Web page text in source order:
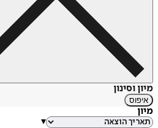
מיון וסינון
איפוס
מיון
▾